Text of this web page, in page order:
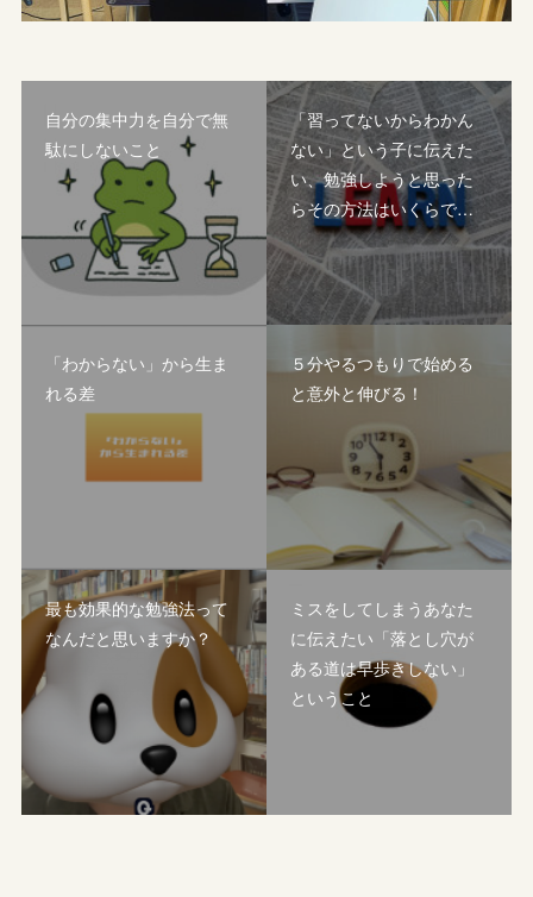
自分の集中力を自分で無
駄にしないこと
「習ってないからわかん
ない」という子に伝えた
い、勉強しようと思った
らその方法はいくらで…
「わからない」から生ま
れる差
５分やるつもりで始める
と意外と伸びる！
最も効果的な勉強法って
なんだと思いますか？
ミスをしてしまうあなた
に伝えたい「落とし穴が
ある道は早歩きしない」
ということ